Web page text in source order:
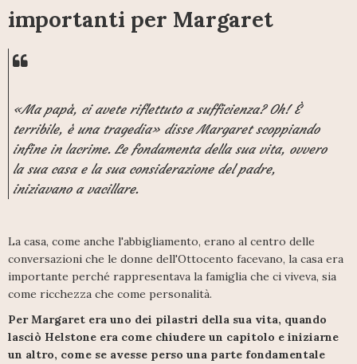
importanti per Margaret
«Ma papà, ci avete riflettuto a sufficienza? Oh! È
terribile, è una tragedia» disse Margaret scoppiando
infine in lacrime. Le fondamenta della sua vita, ovvero
la sua casa e la sua considerazione del padre,
iniziavano a vacillare.
La casa, come anche l'abbigliamento, erano al centro delle
conversazioni che le donne dell'Ottocento facevano, la casa era
importante perché rappresentava la famiglia che ci viveva, sia
come ricchezza che come personalità.
Per Margaret era uno dei pilastri della sua vita, quando
lasciò Helstone era come chiudere un capitolo e iniziarne
un altro, come se avesse perso una parte fondamentale